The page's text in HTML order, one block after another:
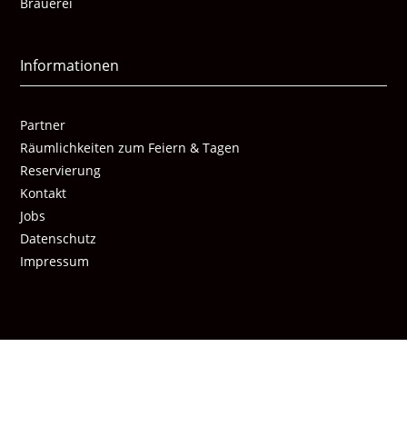
Informationen
Partner
Räumlichkeiten zum Feiern & Tagen
Reservierung
Kontakt
Jobs
Datenschutz
Impressum